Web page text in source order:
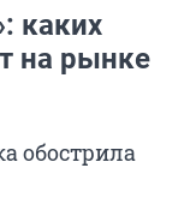
каких
на рынке
обострила